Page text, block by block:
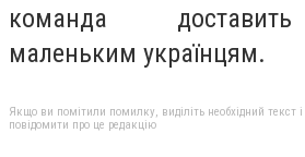
команда
маленьким українцям.
Якщо ви помітили помилку, виділіть необхідний текст
повідомити про це редакцію